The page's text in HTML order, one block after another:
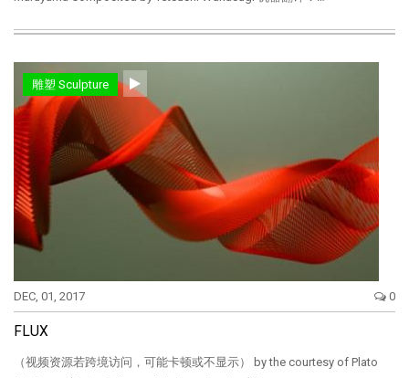
雕塑 Sculpture
DEC, 01, 2017 0
FLUX
（视频资源若跨境访问，可能卡顿或不显示） by the courtesy of Plato